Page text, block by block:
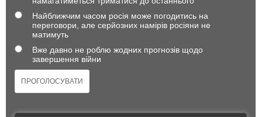
Найближчим часом росія може погодитись на
переговори, але серйозних намірів росіяни не
матимуть
Вже давно не роблю жодних прогнозів щодо
завершення війни